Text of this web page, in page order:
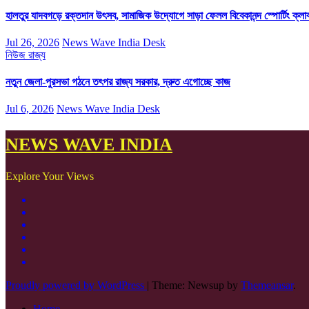
হালতুর যাদবগড়ে রক্তদান উৎসব, সামাজিক উদ্যোগে সাড়া ফেলল বিবেকানন্দ স্পোর্টিং
Jul 26, 2026 News Wave India Desk
নিউজ রাজ্য
নতুন জেলা-পুরসভা গঠনে তৎপর রাজ্য সরকার, দ্রুত এগোচ্ছে কাজ
Jul 6, 2026 News Wave India Desk
NEWS WAVE INDIA
Explore Your Views
Proudly powered by WordPress | Theme: Newsup by Themeansar.